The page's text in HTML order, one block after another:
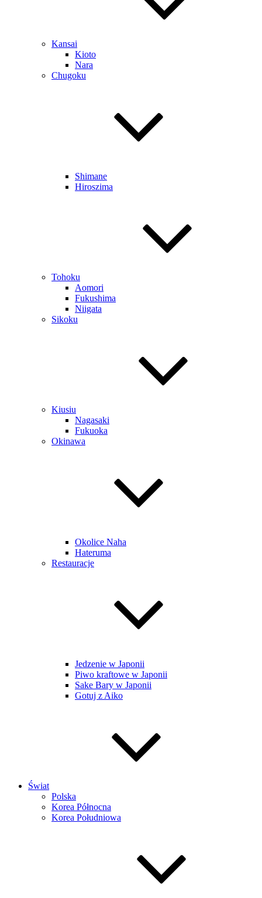
Kansai
Kioto
Nara
Chugoku
Shimane
Hiroszima
Tohoku
Aomori
Fukushima
Niigata
Sikoku
Kiusiu
Nagasaki
Fukuoka
Okinawa
Okolice Naha
Hateruma
Restauracje
Jedzenie w Japonii
Piwo kraftowe w Japonii
Sake Bary w Japonii
Gotuj z Aiko
Świat
Polska
Korea Północna
Korea Południowa